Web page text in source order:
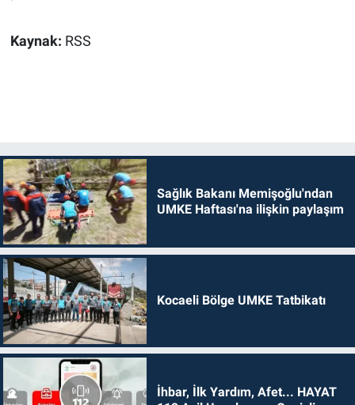
Kaynak: RSS
Sağlık Bakanı Memişoğlu'ndan
UMKE Haftası'na ilişkin paylaşım
Kocaeli Bölge UMKE Tatbikatı
İhbar, İlk Yardım, Afet... HAYAT